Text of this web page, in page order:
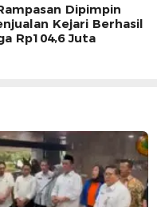
Dipimpin
Kejari Berhasil
Rp104,6 Juta